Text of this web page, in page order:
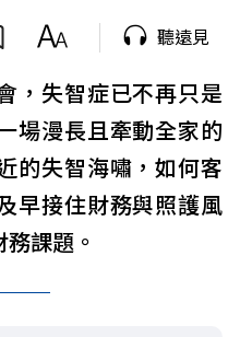
聽遠見
，失智症已不再只是
場漫長且牽動全家的
的失智海嘯，如何客
早接住財務與照護風
課題。